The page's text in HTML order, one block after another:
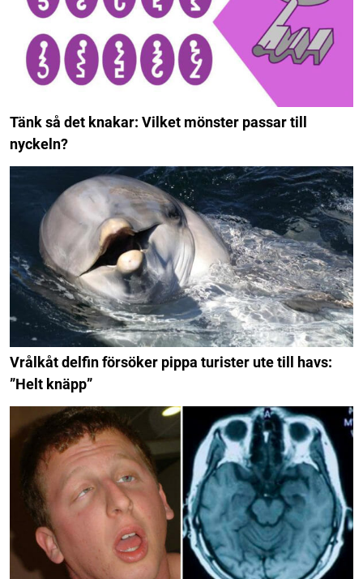
Tänk så det knakar: Vilket mönster passar till
nyckeln?
Vrålkåt delfin försöker pippa turister ute till havs:
”Helt knäpp”